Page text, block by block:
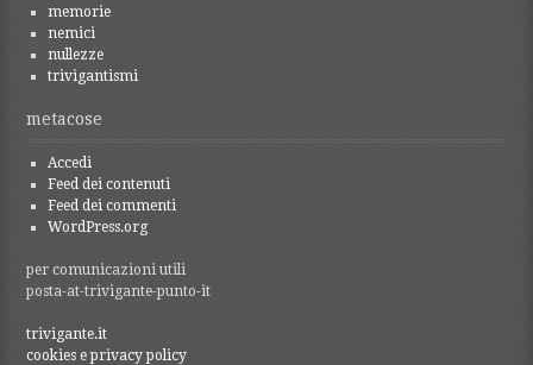
memorie
nemici
nullezze
trivigantismi
metacose
Accedi
Feed dei contenuti
Feed dei commenti
WordPress.org
per comunicazioni utili
posta-at-trivigante-punto-it
trivigante.it
cookies e privacy policy